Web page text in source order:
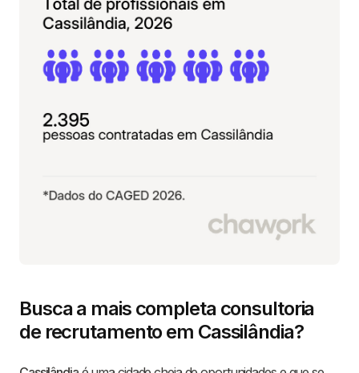
Busca a mais completa consultoria
de recrutamento em Cassilândia?